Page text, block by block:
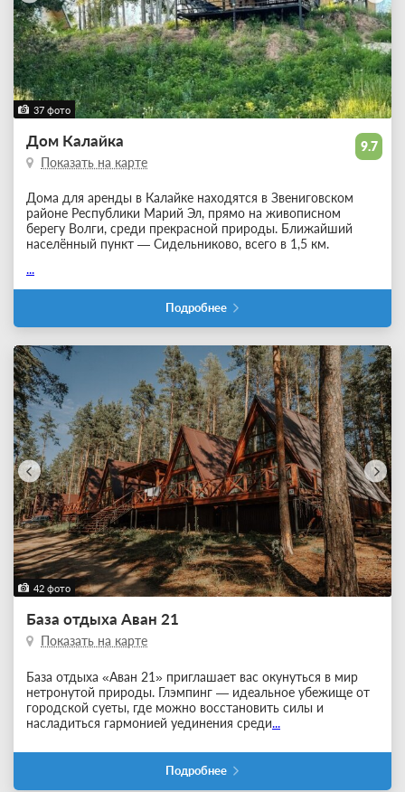
37 фото
9.7
Дом Калайка
Показать на карте
Дома для аренды в Калайке находятся в Звениговском
районе Республики Марий Эл, прямо на живописном
берегу Волги, среди прекрасной природы. Ближайший
населённый пункт — Сидельниково, всего в 1,5 км.
...
Подробнее
42 фото
База отдыха Аван 21
Показать на карте
База отдыха «Аван 21» приглашает вас окунуться в мир
нетронутой природы. Глэмпинг — идеальное убежище от
городской суеты, где можно восстановить силы и
насладиться гармонией уединения среди...
Подробнее